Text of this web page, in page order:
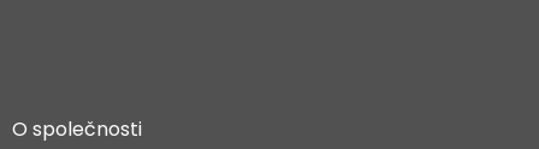
O společnosti